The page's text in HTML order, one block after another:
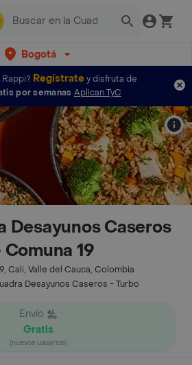
Bogotá
Rappi? Regístratey disfruta de
por semanas Aplican TyC
Desayunos Caseros
19
Cali, Valle del Cauca, Colombia
Desayunos Caseros - Turbo
Envío
Gratis
(nuevos usuarios)